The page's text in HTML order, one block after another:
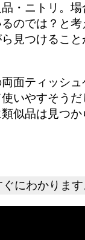
・ニトリ。
のでは？ と
見つけるこ
面ティッシ
いやすそう
似品は見つ
にわかります